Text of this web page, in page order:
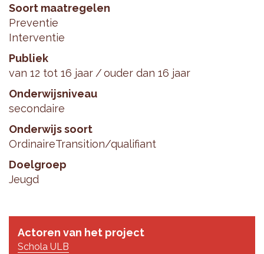
Soort maatregelen
Preventie
Interventie
Publiek
van 12 tot 16 jaar
ouder dan 16 jaar
Onderwijsniveau
secondaire
Onderwijs soort
OrdinaireTransition/qualifiant
Doelgroep
Jeugd
Actoren van het project
Schola ULB